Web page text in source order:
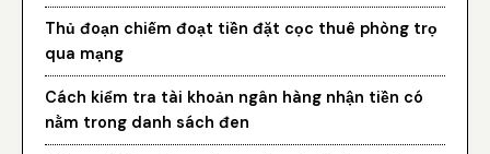
Thủ đoạn chiếm đoạt tiền đặt cọc thuê phòng trọ
qua mạng
Cách kiểm tra tài khoản ngân hàng nhận tiền có
nằm trong danh sách đen